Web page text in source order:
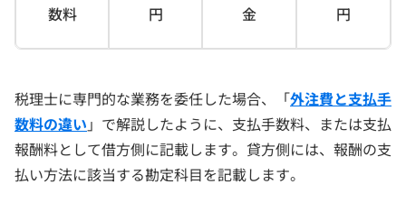
数料
円
金
円
税理士に専門的な業務を委任した場合、「外注費と支払手
数料の違い 」で解説したように、支払手数料、または支払
報酬料として借方側に記載します。貸方側には、報酬の支
払い方法に該当する勘定科目を記載します。